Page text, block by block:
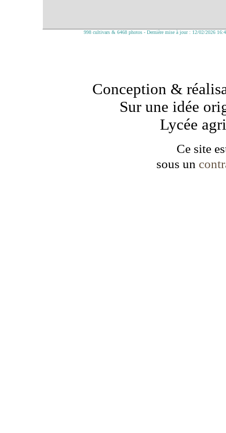
998 cultivars & 6468 photos - Dernière mise à jour : 12/02/2026
Conception &
Sur une idée
Lycée
Ce site
sous un